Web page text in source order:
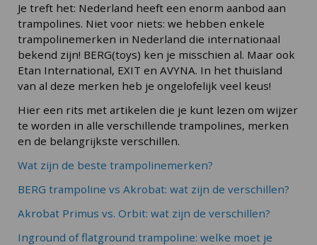
Je treft het: Nederland heeft een enorm aanbod aan
trampolines. Niet voor niets: we hebben enkele
trampolinemerken in Nederland die internationaal
bekend zijn! BERG(toys) ken je misschien al. Maar ook
Etan International, EXIT en AVYNA. In het thuisland
van al deze merken heb je ongelofelijk veel keus!
Hier een rits met artikelen die je kunt lezen om wijzer
te worden in alle verschillende trampolines, merken
en de belangrijkste verschillen.
Wat zijn de beste trampolinemerken?
BERG trampoline vs Akrobat: wat zijn de verschillen?
Akrobat Primus vs. Orbit: wat zijn de verschillen?
Inground of flatground trampoline: welke moet je